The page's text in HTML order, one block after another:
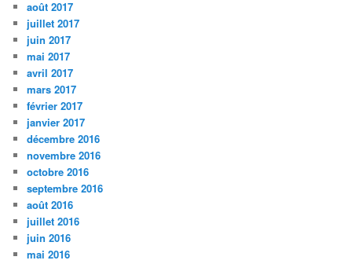
août 2017
juillet 2017
juin 2017
mai 2017
avril 2017
mars 2017
février 2017
janvier 2017
décembre 2016
novembre 2016
octobre 2016
septembre 2016
août 2016
juillet 2016
juin 2016
mai 2016